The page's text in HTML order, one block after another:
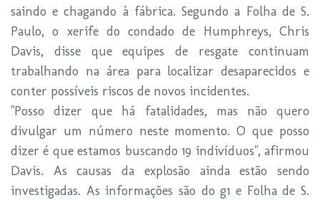
saindo e chagando à fábrica. Segundo a Folha de S.
Paulo, o xerife do condado de Humphreys, Chris
Davis, disse que equipes de resgate continuam
trabalhando na área para localizar desaparecidos e
conter possíveis riscos de novos incidentes.
"Posso dizer que há fatalidades, mas não quero
divulgar um número neste momento. O que posso
dizer é que estamos buscando 19 indivíduos", afirmou
Davis. As causas da explosão ainda estão sendo
investigadas. As informações são do g1 e Folha de S.